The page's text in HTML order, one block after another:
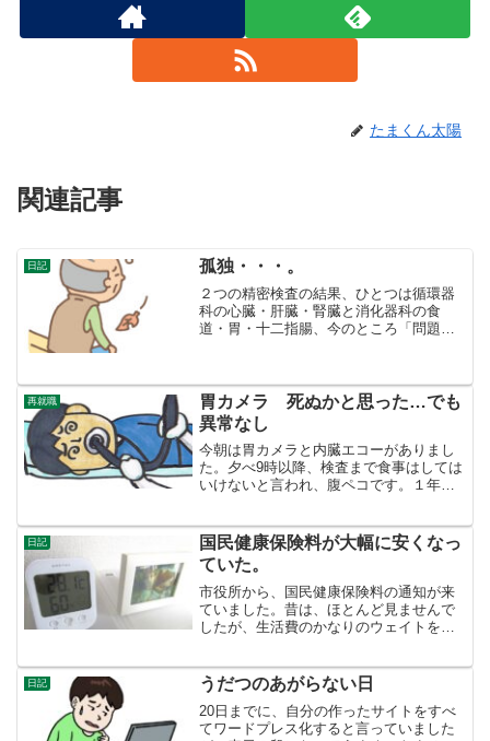
たまくん太陽
関連記事
日記 孤独・・・。
２つの精密検査の結果、ひとつは循環器
科の心臓・肝臓・腎臓と消化器科の食
道・胃・十二指腸、今のところ「問題が
理由を見つけて、警備の職を...
再就職
胃カメラ 死ぬかと思った…でも
異常なし
今朝は胃カメラと内臓エコーがありまし
た。夕べ9時以降、検査まで食事はしては
いけないと言われ、腹ペコです。１年半
口からの胃カメラでしたが、ストレスな
く終わりました。今日も...
日記
国民健康保険料が大幅に安くなっ
ていた。
市役所から、国民健康保険料の通知が来
ていました。昔は、ほとんど見ませんで
したが、生活費のかなりのウェイトを占
２，１００円。えっ、昨年までは、１ヶ
月１３，７４０円で高いなあと...
日記 うだつのあがらない日
20日までに、自分の作ったサイトをすべ
てワードプレス化すると言っていました